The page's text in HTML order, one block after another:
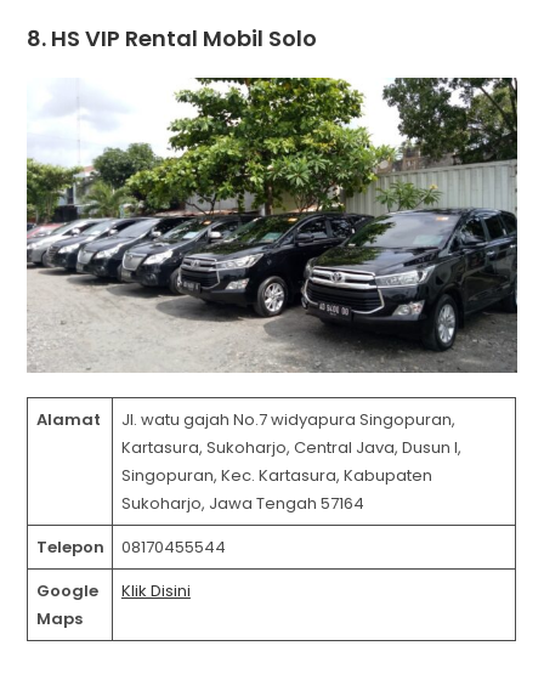
8. HS VIP Rental Mobil Solo
Alamat
Jl. watu gajah No.7 widyapura Singopuran,
Kartasura, Sukoharjo, Central Java, Dusun I,
Singopuran, Kec. Kartasura, Kabupaten
Sukoharjo, Jawa Tengah 57164
Telepon
08170455544
Google
Maps
Klik Disini